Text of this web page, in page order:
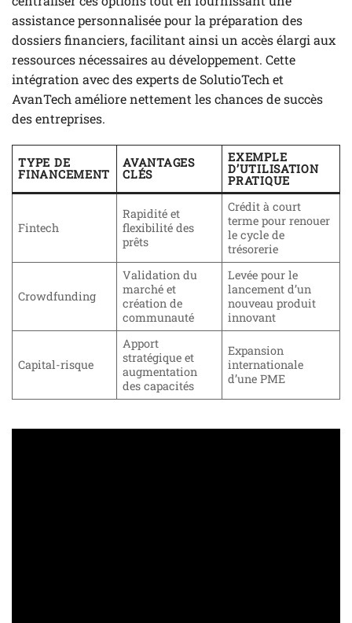
assistance personnalisée pour la préparation des
dossiers financiers, facilitant ainsi un accès élargi aux
ressources nécessaires au développement. Cette
intégration avec des experts de SolutioTech et
AvanTech améliore nettement les chances de succès
des entreprises.
TYPE DE
FINANCEMENT
AVANTAGES
CLÉS
EXEMPLE
D’UTILISATION
PRATIQUE
Fintech
Rapidité et
flexibilité des
prêts
Crédit à court
terme pour renouer
le cycle de
trésorerie
Crowdfunding
Validation du
marché et
création de
communauté
Levée pour le
lancement d’un
nouveau produit
innovant
Capital-risque
Apport
stratégique et
augmentation
des capacités
Expansion
internationale
d’une PME